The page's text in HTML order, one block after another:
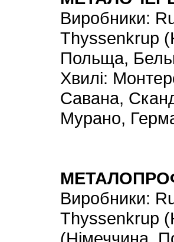
Виробники:
Thyssenkrup
Польща,
Хвилі:
Савана,
Мурано,
Виробники:
Thyssenkrup